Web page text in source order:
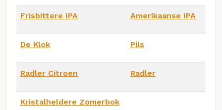
Frisbittere IPA Amerikaanse IPA
De Klok Pils
Radler Citroen Radler
Kristalheldere Zomerbok